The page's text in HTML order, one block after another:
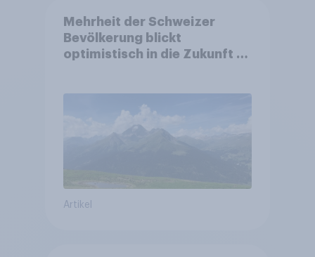
Mehrheit der Schweizer
Bevölkerung blickt
optimistisch in die Zukunft –
Altersvorsorge
Artikel